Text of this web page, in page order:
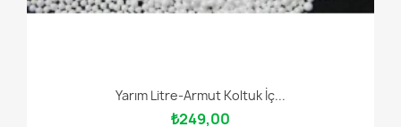
Yarım Litre-Armut Koltuk İç...
₺249,00